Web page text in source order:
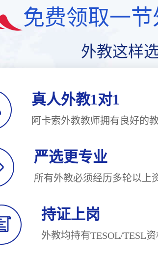
免费领取一
外教这样
真人外教1对1
阿卡索外教教师拥有良好
严选更专业
所有外教必须经历多轮
持证上岗
外教均持有